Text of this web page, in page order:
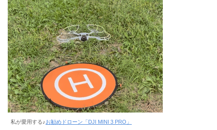
私が愛用する♪お勧めドローン「DJI MINI 3 PRO」